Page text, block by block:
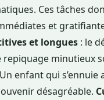
Ces tâches
et
et longues : le
repiquage minutieux
enfant qui s’ennuie
désagréable.